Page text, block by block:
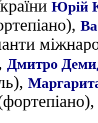
Юрій
Дмитро